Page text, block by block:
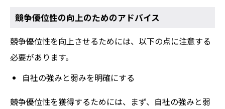
競争優位性の向上のためのアドバイス
競争優位性を向上させるためには、以下の点に注意する
必要があります。
自社の強みと弱みを明確にする
競争優位性を獲得するためには、まず、自社の強みと弱